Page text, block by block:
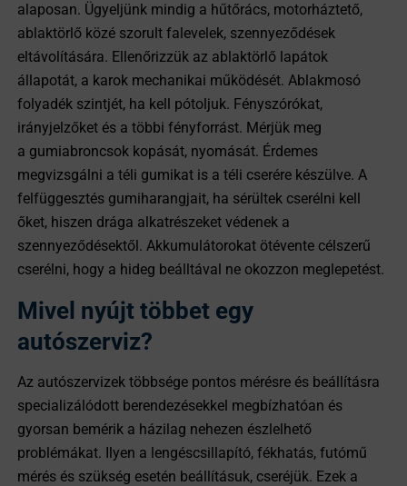
alaposan. Ügyeljünk mindig a hűtőrács, motorháztető,
ablaktörlő közé szorult falevelek, szennyeződések
eltávolítására. Ellenőrizzük az ablaktörlő lapátok
állapotát, a karok mechanikai működését. Ablakmosó
folyadék szintjét, ha kell pótoljuk. Fényszórókat,
irányjelzőket és a többi fényforrást. Mérjük meg
a gumiabroncsok kopását, nyomását. Érdemes
megvizsgálni a téli gumikat is a téli cserére készülve. A
felfüggesztés gumiharangjait, ha sérültek cserélni kell
őket, hiszen drága alkatrészeket védenek a
szennyeződésektől. Akkumulátorokat ötévente célszerű
cserélni, hogy a hideg beálltával ne okozzon meglepetést.
Mivel nyújt többet egy
autószerviz?
Az autószervizek többsége pontos mérésre és beállításra
specializálódott berendezésekkel megbízhatóan és
gyorsan bemérik a házilag nehezen észlelhető
problémákat. Ilyen a lengéscsillapító, fékhatás, futómű
mérés és szükség esetén beállításuk, cseréjük. Ezek a